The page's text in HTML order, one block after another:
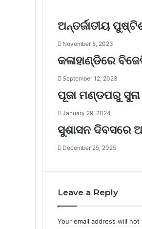
ଅନ୍ତର୍ଜାତୀୟ
November 8, 2023
କଳାହାଣ୍ଡିରେ
September 12, 2023
ପୂଜା ମଣ୍ଡପରୁ
January 29, 2024
ସୁଶାସନ ଦିବସରେ
December 25, 2025
Leave a Reply
Your email address will not